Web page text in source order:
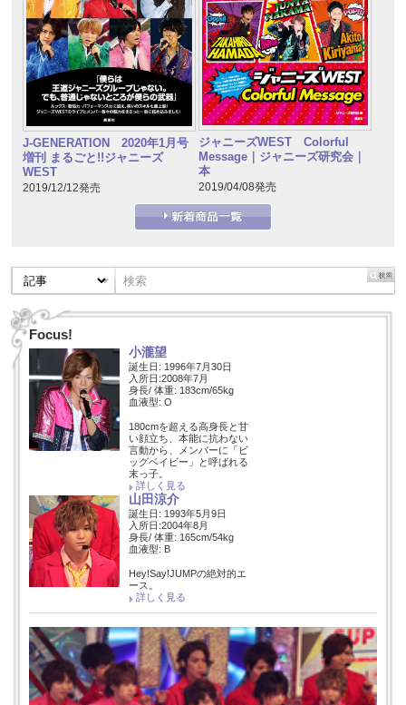
J-GENERATION 2020年1月号
増刊 まるごと!!ジャニーズ
WEST
2019/12/12発売
ジャニーズWEST Colorful
Message｜ジャニーズ研究会｜
本
2019/04/08発売
Focus!
小瀧望
誕生日: 1996年7月30日
入所日:2008年7月
身長/ 体重: 183cm/65kg
血液型: O
180cmを超える高身長と甘
い顔立ち、本能に抗わない
言動から、メンバーに「ビ
ッグベイビー」と呼ばれる
末っ子。
詳しく見る
山田涼介
誕生日: 1993年5月9日
入所日:2004年8月
身長/ 体重: 165cm/54kg
血液型: B
Hey!Say!JUMPの絶対的エ
ース。
詳しく見る